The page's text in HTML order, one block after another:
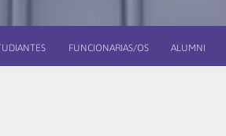
FUNCIONARIAS/OS ALUMNI